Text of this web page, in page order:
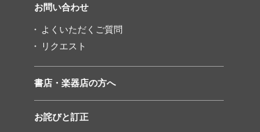
お問い合わせ
よくいただくご質問
リクエスト
書店・楽器店の方へ
お詫びと訂正